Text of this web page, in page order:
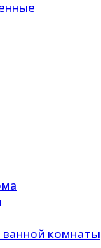
комнаты